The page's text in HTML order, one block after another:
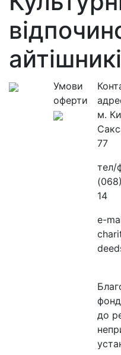
Умови
оферти
м.
77
тел/
14
e-
до